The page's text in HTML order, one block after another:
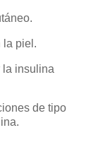
la piel.
la insulina
de tipo